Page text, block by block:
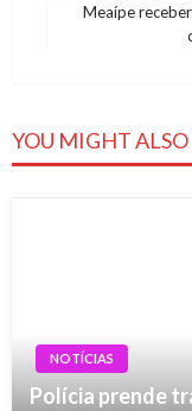
Meaípe
YOU MIGHT
NOTÍCIAS
Polícia prende